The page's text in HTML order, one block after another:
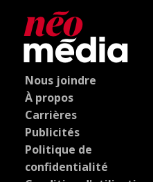
Nous joindre
À propos
Carrières
Publicités
Politique de
confidentialité